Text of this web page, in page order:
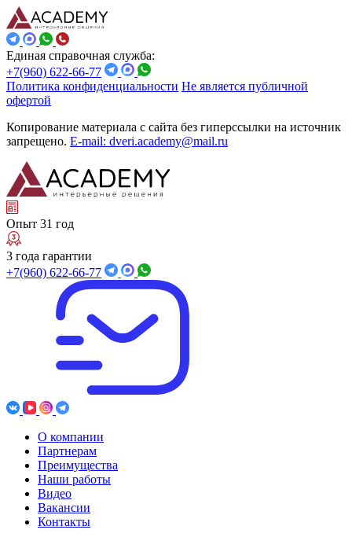
Единая справочная служба:
+7(960) 622-66-77
Политика конфиденциальности Не является публичной
офертой
Копирование материала с сайта без гиперссылки на источник
запрещено. E-mail: dveri.academy@mail.ru
Опыт 31 год
3 года гарантии
+7(960) 622-66-77
О компании
Партнерам
Преимущества
Наши работы
Видео
Вакансии
Контакты